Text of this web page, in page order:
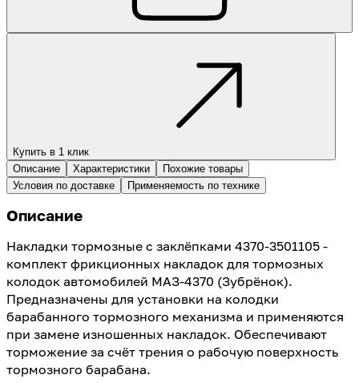
Купить в 1 клик
Описание
Характеристики
Похожие товары
Условия по доставке
Применяемость по технике
Описание
Накладки тормозные с заклёпками 4370-3501105 -
комплект фрикционных накладок для тормозных
колодок автомобилей МАЗ-4370 (Зубрёнок).
Предназначены для установки на колодки
барабанного тормозного механизма и применяются
при замене изношенных накладок. Обеспечивают
торможение за счёт трения о рабочую поверхность
тормозного барабана.